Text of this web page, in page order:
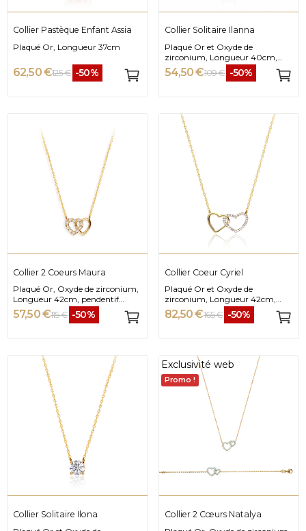
Collier Pastèque Enfant Assia
Plaqué Or, Longueur 37cm
62,50 €125 € -50%
Collier Solitaire Ilanna
Plaqué Or et Oxyde de
zirconium, Longueur 40cm,
6mm
54,50 €109 € -50%
Collier 2 Coeurs Maura
Plaqué Or, Oxyde de zirconium,
Longueur 42cm, pendentif
1.5cm
57,50 €115 € -50%
Collier Coeur Cyriel
Plaqué Or et Oxyde de
zirconium, Longueur 42cm,
3cm
82,50 €165 € -50%
Collier Solitaire Ilona
Exclusivité web
Promo !
Collier 2 Cœurs Natalya